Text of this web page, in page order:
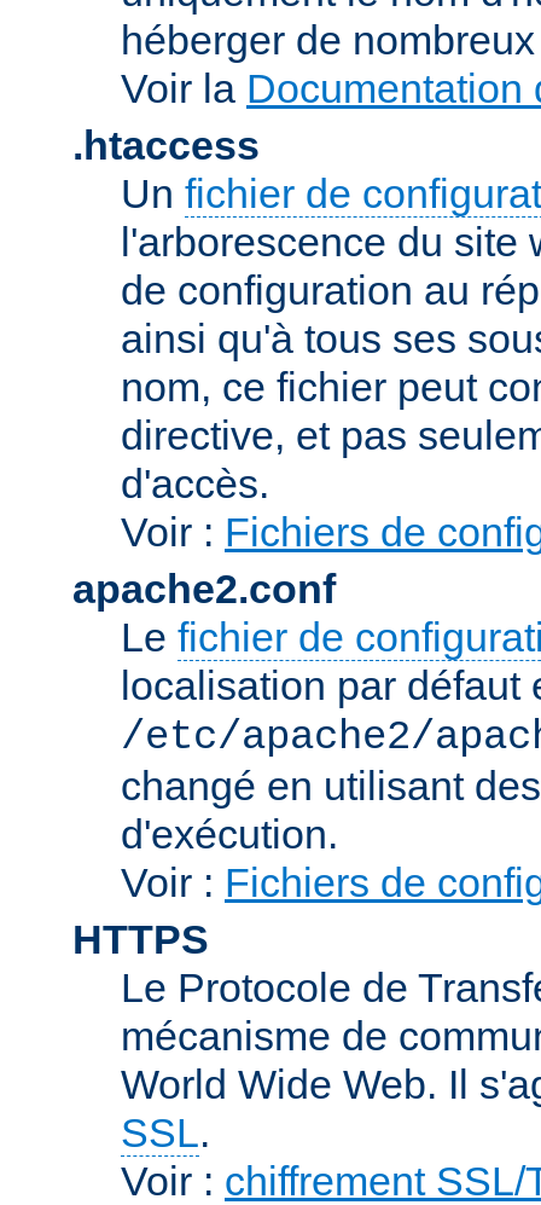
héberger de
Voir la Documentation
.htaccess
Un fichier de
l'arborescence du
de configuration au
ainsi qu'à tous ses
nom, ce fichier peut
directive, et pas
d'accès.
Voir : Fichiers de
apache2.conf
Le fichier de
localisation par défaut
/etc/apache2/
changé en utilisant
d'exécution.
Voir : Fichiers de
HTTPS
Le Protocole de
mécanisme de
World Wide Web. Il
SSL.
Voir : chiffrement SSL/